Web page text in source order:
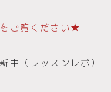
ご覧ください★
中（レッスンレポ）